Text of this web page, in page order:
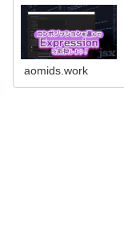
aomids.work